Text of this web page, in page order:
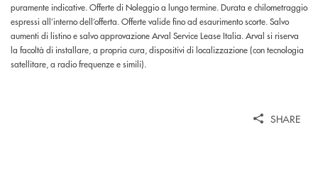
puramente indicative. Offerte di Noleggio a lungo termine. Durata e chilometraggio
espressi all’interno dell’offerta. Offerte valide fino ad esaurimento scorte. Salvo
aumenti di listino e salvo approvazione Arval Service Lease Italia. Arval si riserva
la facoltà di installare, a propria cura, dispositivi di localizzazione (con tecnologia
satellitare, a radio frequenze e simili).
SHARE